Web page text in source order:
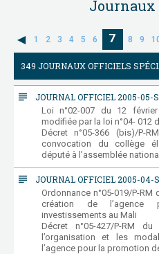
Journaux
1 2 3 4 5 6 7 8 9
349 JOURNAUX OFFICIELS
subject JOURNAL OFFICIEL 2005-05-
Loi n°02-007 du 12
modifiée par la loi n°04- 012
Décret n°05-366 (bis)/P-
convocation du collège
député à l’assemblée
subject JOURNAL OFFICIEL 2005-04-
Ordonnance n°05-019/P-
création de
investissements au Mali
Décret n°05-427/P-RM
l’organisation et les
l’agence pour la promotion